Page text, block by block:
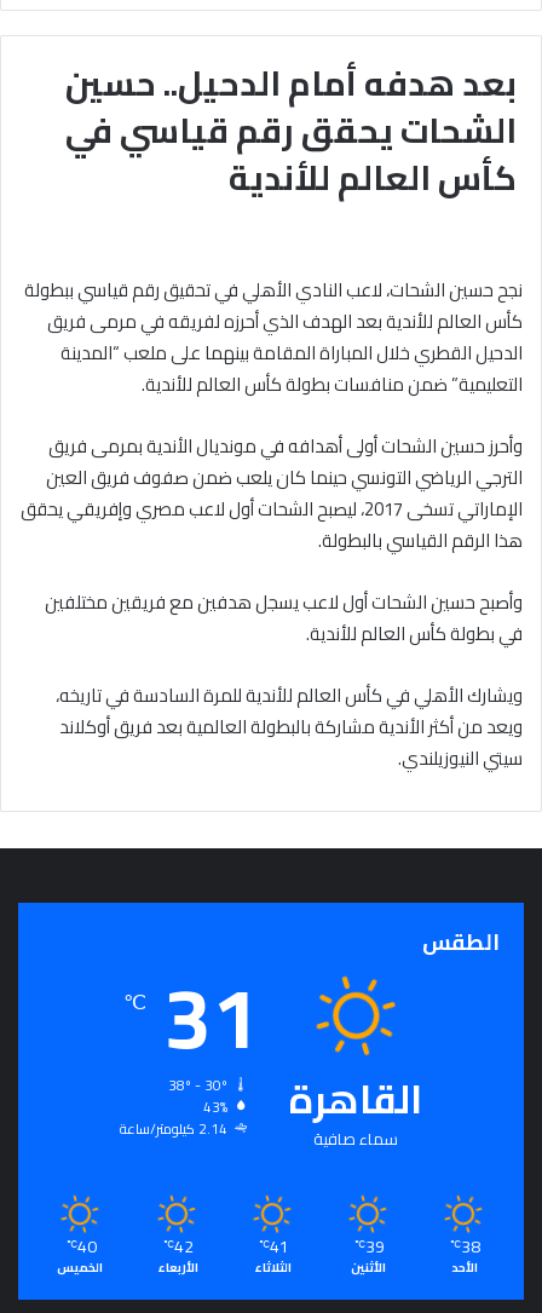
بعد هدفه أمام الدحيل.. حسين
الشحات يحقق رقم قياسي في
كأس العالم للأندية
نجح حسين الشحات، لاعب النادي الأهلي في تحقيق رقم قياسي ببطولة
كأس العالم للأندية بعد الهدف الذي أحرزه لفريقه في مرمى فريق
الدحيل القطري خلال المباراة المقامة بينهما على ملعب “المدينة
التعليمية” ضمن منافسات بطولة كأس العالم للأندية.
وأحرز حسين الشحات أولى أهدافه في مونديال الأندية بمرمى فريق
الترجي الرياضي التونسي حينما كان يلعب ضمن صفوف فريق العين
الإماراتي تسخى 2017، ليصبح الشحات أول لاعب مصري وإفريقي يحقق
هذا الرقم القياسي بالبطولة.
وأصبح حسين الشحات أول لاعب يسجل هدفين مع فريقين مختلفين
في بطولة كأس العالم للأندية.
ويشارك الأهلي في كأس العالم للأندية للمرة السادسة في تاريخه،
ويعد من أكثر الأندية مشاركة بالبطولة العالمية بعد فريق أوكلاند
سيتي النيوزيلندي.
الطقس
القاهرة
سماء صافية
31
℃
43%
2.14 كيلومتر/ساعة
38
℃
الأحد
39
℃
الأثنين
41
℃
الثلاثاء
42
℃
الأربعاء
40
℃
الخميس